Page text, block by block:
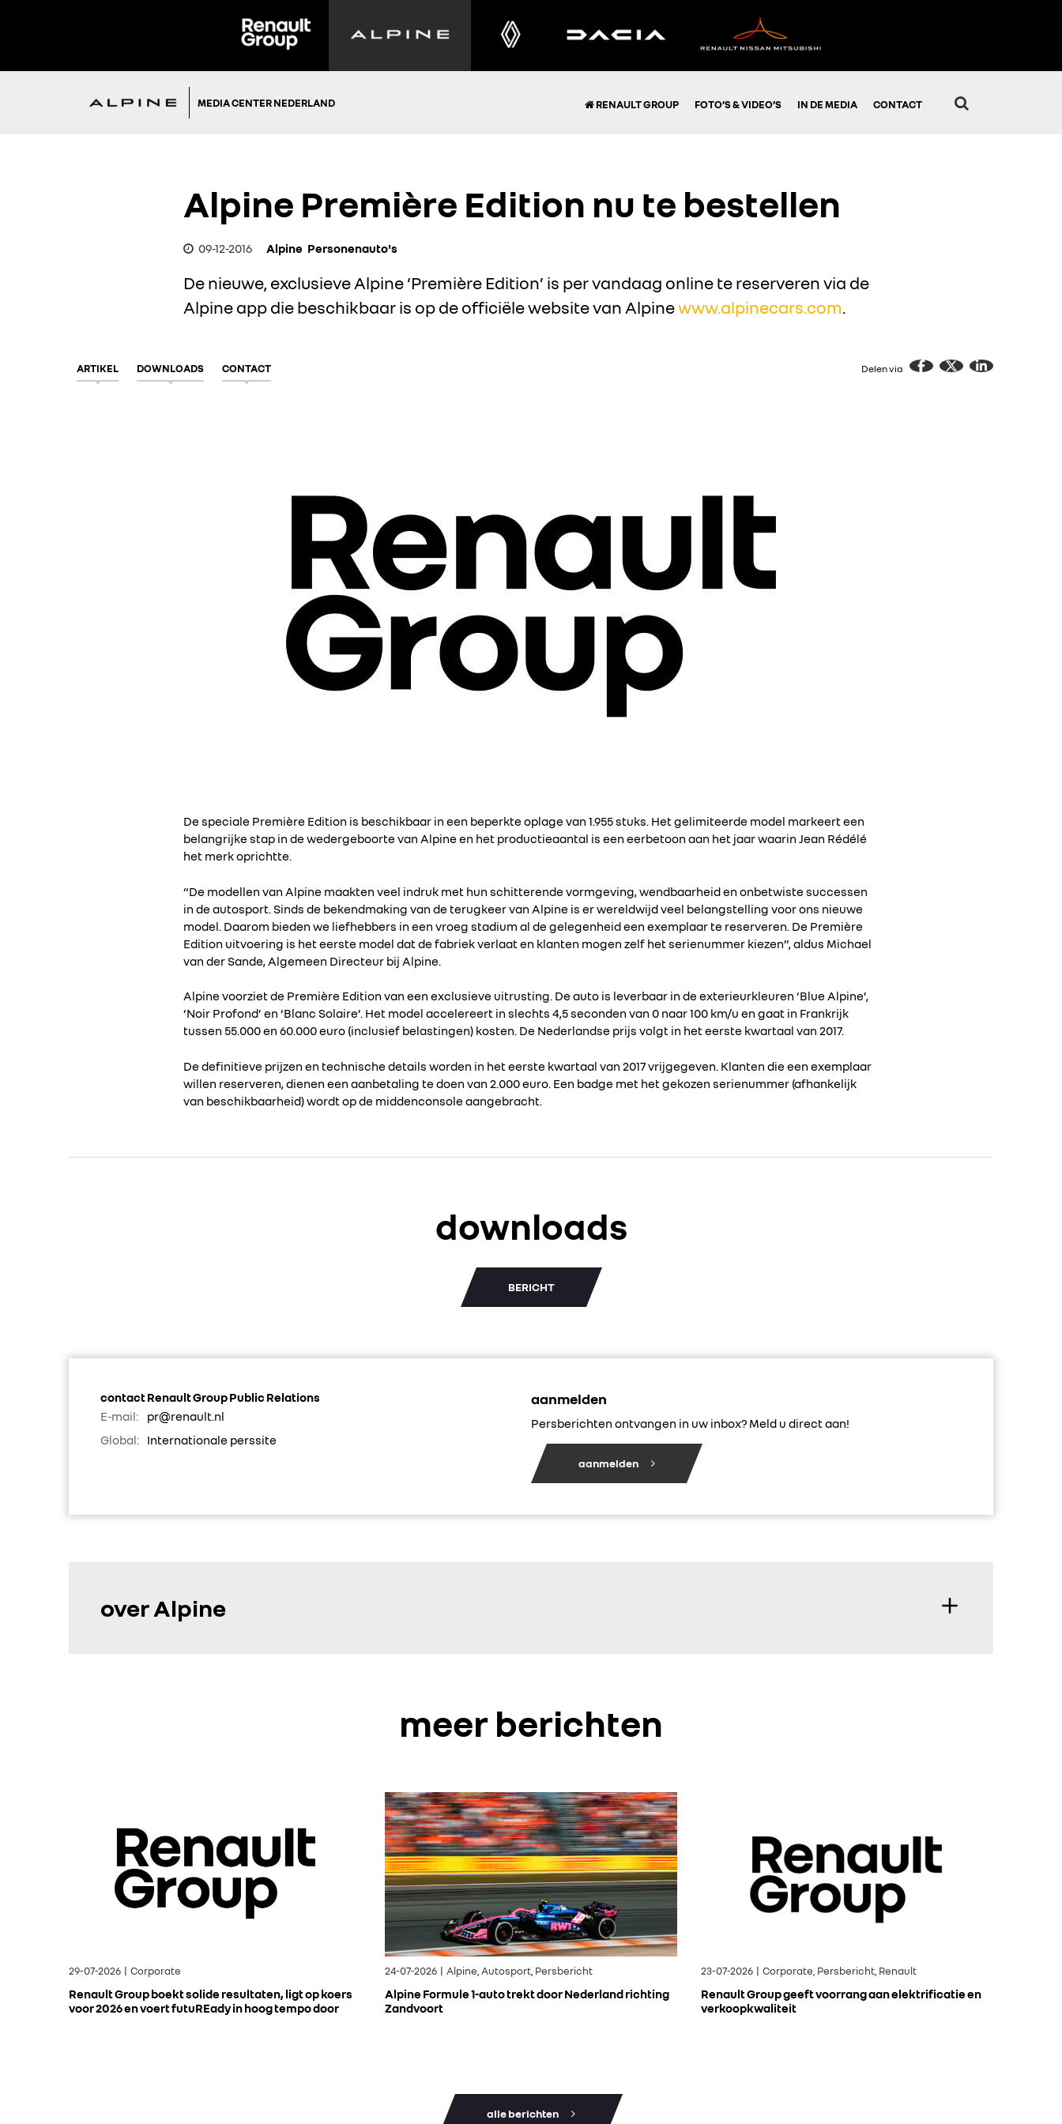
MEDIA CENTER NEDERLAND RENAULT GROUP FOTO’S & VIDEO’S IN DE MEDIA CONTACT
Alpine Première Edition nu te bestellen
09-12-2016 Alpine Personenauto's
De nieuwe, exclusieve Alpine ‘Première Edition’ is per vandaag online te reserveren via de
Alpine app die beschikbaar is op de officiële website van Alpinewww.alpinecars.com.
ARTIKEL DOWNLOADS CONTACT Delen via
De speciale Première Edition is beschikbaar in een beperkte oplage van 1.955 stuks. Het gelimiteerde model markeert een
belangrijke stap in de wedergeboorte van Alpine en het productieaantal is een eerbetoon aan het jaar waarin Jean Rédélé
het merk oprichtte.
“De modellen van Alpine maakten veel indruk met hun schitterende vormgeving, wendbaarheid en onbetwiste successen
in de autosport. Sinds de bekendmaking van de terugkeer van Alpine is er wereldwijd veel belangstelling voor ons nieuwe
model. Daarom bieden we liefhebbers in een vroeg stadium al de gelegenheid een exemplaar te reserveren. De Première
Edition uitvoering is het eerste model dat de fabriek verlaat en klanten mogen zelf het serienummer kiezen”, aldus Michael
van der Sande, Algemeen Directeur bij Alpine.
Alpine voorziet de Première Edition van een exclusieve uitrusting. De auto is leverbaar in de exterieurkleuren ‘Blue Alpine’,
‘Noir Profond’ en ‘Blanc Solaire’. Het model accelereert in slechts 4,5 seconden van 0 naar 100 km/u en gaat in Frankrijk
tussen 55.000 en 60.000 euro (inclusief belastingen) kosten. De Nederlandse prijs volgt in het eerste kwartaal van 2017.
De definitieve prijzen en technische details worden in het eerste kwartaal van 2017 vrijgegeven. Klanten die een exemplaar
willen reserveren, dienen een aanbetaling te doen van 2.000 euro. Een badge met het gekozen serienummer (afhankelijk
van beschikbaarheid) wordt op de middenconsole aangebracht.
downloads
BERICHT
contact Renault Group Public Relations
E-mail:
pr@renault.nl
Global:
Internationale perssite
aanmelden
Persberichten ontvangen in uw inbox? Meld u direct aan!
aanmelden
over Alpine
meer berichten
29-07-2026 | Corporate
Renault Group boekt solide resultaten, ligt op koers
voor 2026 en voert futuREady in hoog tempo door
24-07-2026 | Alpine, Autosport, Persbericht
Alpine Formule 1-auto trekt door Nederland richting
Zandvoort
23-07-2026 | Corporate, Persbericht, Renault
Renault Group geeft voorrang aan elektrificatie en
verkoopkwaliteit
alle berichten